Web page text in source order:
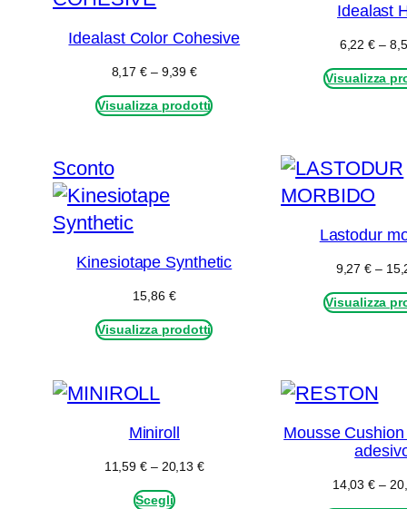
Idealast Color Cohesive
8,17€ – 9,39€Fascia
prezzo:
Visualizza prodotti
Idealast
6,22€ –
Visualizza
ScontoProdotto
in
offerta
Kinesiotape Synthetic
15,86 €
Visualizza prodotti
Lastodur
9,27€ –
Visualizza
Miniroll
11,59€ – 20,13€Fascia
Scegli
Mousse
14,03€ –